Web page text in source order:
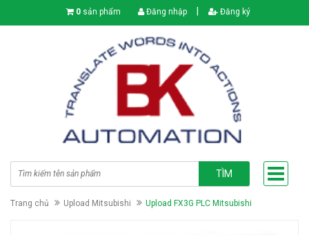
0 sản phẩm Đăng nhập Đăng ký
TÌM
Trang chủ Upload Mitsubishi Upload FX3G PLC Mitsubishi